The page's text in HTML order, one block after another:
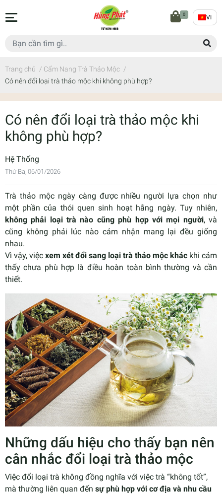
0 VI
Trang chủ / Cẩm Nang Trà Thảo Mộc /
Có nên đổi loại trà thảo mộc khi không phù hợp?
Có nên đổi loại trà thảo mộc khi
không phù hợp?
Hệ Thống
Thứ Ba, 06/01/2026
Trà thảo mộc ngày càng được nhiều người lựa chọn như
một phần của thói quen sinh hoạt hằng ngày. Tuy nhiên,
không phải loại trà nào cũng phù hợp với mọi người, và
cũng không phải lúc nào cảm nhận mang lại đều giống
nhau.
Vì vậy, việc xem xét đổi sang loại trà thảo mộc khác khi cảm
thấy chưa phù hợp là điều hoàn toàn bình thường và cần
thiết.
Những dấu hiệu cho thấy bạn nên
cân nhắc đổi loại trà thảo mộc
Việc đổi loại trà không đồng nghĩa với việc trà “không tốt”,
mà thường liên quan đến sự phù hợp với cơ địa và nhu cầu